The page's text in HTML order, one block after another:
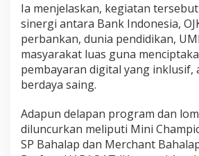
Ia menjelaskan, kegiatan
sinergi antara Bank Indonesia,
perbankan, dunia pendidikan,
masyarakat luas guna
pembayaran digital yang inklusif,
berdaya saing.
Adapun delapan program dan
diluncurkan meliputi Mini
SP Bahalap dan Merchant